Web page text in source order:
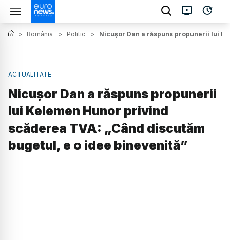
> România > Politic > Nicușor Dan a răspuns propunerii lui
ACTUALITATE
Nicușor Dan a răspuns propunerii
lui Kelemen Hunor privind
scăderea TVA: „Când discutăm
bugetul, e o idee binevenită”